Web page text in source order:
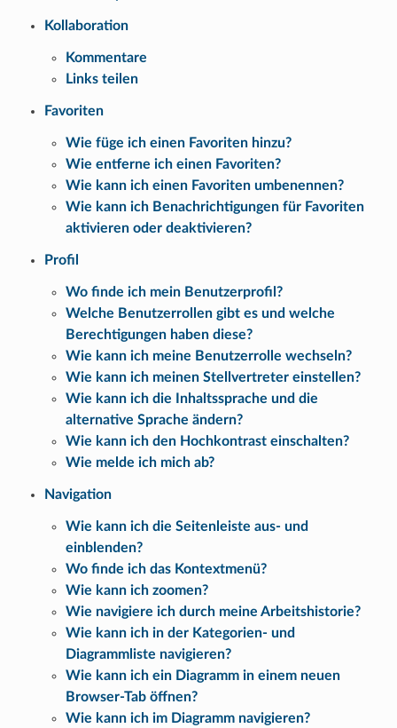
Kollaboration
Kommentare
Links teilen
Favoriten
Wie füge ich einen Favoriten hinzu?
Wie entferne ich einen Favoriten?
Wie kann ich einen Favoriten umbenennen?
Wie kann ich Benachrichtigungen für Favoriten
aktivieren oder deaktivieren?
Profil
Wo finde ich mein Benutzerprofil?
Welche Benutzerrollen gibt es und welche
Berechtigungen haben diese?
Wie kann ich meine Benutzerrolle wechseln?
Wie kann ich meinen Stellvertreter einstellen?
Wie kann ich die Inhaltssprache und die
alternative Sprache ändern?
Wie kann ich den Hochkontrast einschalten?
Wie melde ich mich ab?
Navigation
Wie kann ich die Seitenleiste aus- und
einblenden?
Wo finde ich das Kontextmenü?
Wie kann ich zoomen?
Wie navigiere ich durch meine Arbeitshistorie?
Wie kann ich in der Kategorien- und
Diagrammliste navigieren?
Wie kann ich ein Diagramm in einem neuen
Browser-Tab öffnen?
Wie kann ich im Diagramm navigieren?